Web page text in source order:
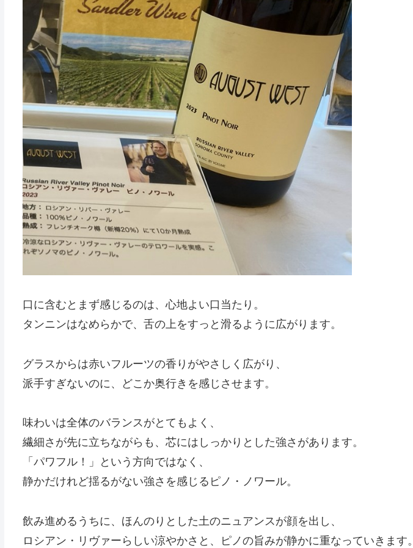
口に含むとまず感じるのは、心地よい口当たり。
タンニンはなめらかで、舌の上をすっと滑るように広がります。
グラスからは赤いフルーツの香りがやさしく広がり、
派手すぎないのに、どこか奥行きを感じさせます。
味わいは全体のバランスがとてもよく、
繊細さが先に立ちながらも、芯にはしっかりとした強さがあります。
「パワフル！」という方向ではなく、
静かだけれど揺るがない強さを感じるピノ・ノワール。
飲み進めるうちに、ほんのりとした土のニュアンスが顔を出し、
ロシアン・リヴァーらしい涼やかさと、ピノの旨みが静かに重なっていきます。